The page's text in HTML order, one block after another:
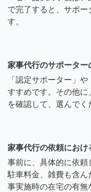
で完了すると、サポー
す。
家事代行のサポーター
「認定サポーター」
すすめです。その他
を確認して、選んでく
家事代行の依頼におけ
事前に、具体的に依
駐車料金、雑費も含
事実施時の在宅の有